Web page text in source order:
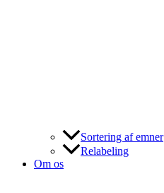
Sortering af emner
Relabeling
Om os